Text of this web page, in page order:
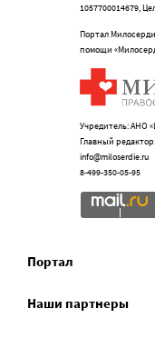
1057700014679,
Портал
помощи
Учредитель: АНО
Главный
info@miloserdie.ru
8-499-350-05-95
Портал
Наши партнеры